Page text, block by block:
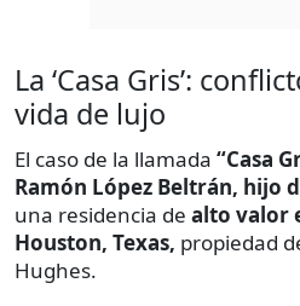
La ‘Casa Gris’:
vida de lujo
El caso de la llamada “Casa
Ramón López Beltrán, hijo
una residencia de alto valor
Houston, Texas, propiedad
Hughes.